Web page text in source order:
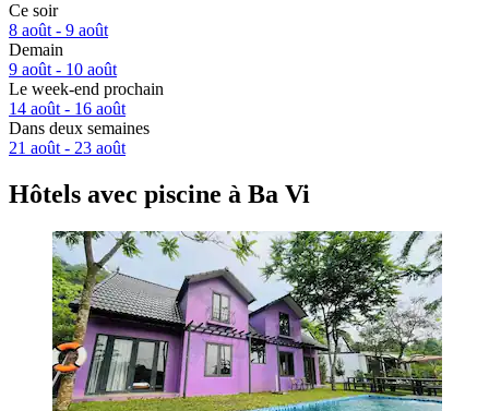
Ce soir
8 août - 9 août
Demain
9 août - 10 août
Le week-end prochain
14 août - 16 août
Dans deux semaines
21 août - 23 août
Hôtels avec piscine à Ba Vi